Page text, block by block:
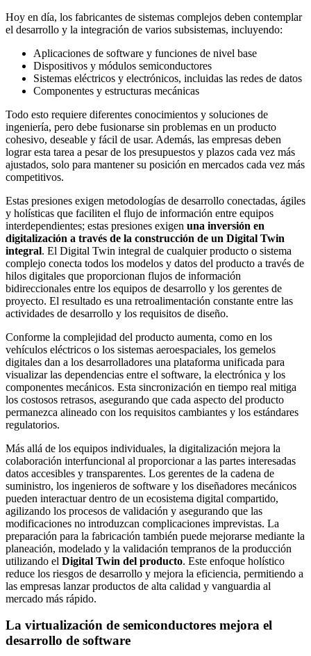
Hoy en día, los fabricantes de sistemas complejos deben contemplar
el desarrollo y la integración de varios subsistemas, incluyendo:
Aplicaciones de software y funciones de nivel base
Dispositivos y módulos semiconductores
Sistemas eléctricos y electrónicos, incluidas las redes de datos
Componentes y estructuras mecánicas
Todo esto requiere diferentes conocimientos y soluciones de
ingeniería, pero debe fusionarse sin problemas en un producto
cohesivo, deseable y fácil de usar. Además, las empresas deben
lograr esta tarea a pesar de los presupuestos y plazos cada vez más
ajustados, solo para mantener su posición en mercados cada vez más
competitivos.
Estas presiones exigen metodologías de desarrollo conectadas, ágiles
y holísticas que faciliten el flujo de información entre equipos
interdependientes; estas presiones exigen una inversión en
digitalización a través de la construcción de un Digital Twin
integral. El Digital Twin integral de cualquier producto o sistema
complejo conecta todos los modelos y datos del producto a través de
hilos digitales que proporcionan flujos de información
bidireccionales entre los equipos de desarrollo y los gerentes de
proyecto. El resultado es una retroalimentación constante entre las
actividades de desarrollo y los requisitos de diseño.
Conforme la complejidad del producto aumenta, como en los
vehículos eléctricos o los sistemas aeroespaciales, los gemelos
digitales dan a los desarrolladores una plataforma unificada para
visualizar las dependencias entre el software, la electrónica y los
componentes mecánicos. Esta sincronización en tiempo real mitiga
los costosos retrasos, asegurando que cada aspecto del producto
permanezca alineado con los requisitos cambiantes y los estándares
regulatorios.
Más allá de los equipos individuales, la digitalización mejora la
colaboración interfuncional al proporcionar a las partes interesadas
datos accesibles y transparentes. Los gerentes de la cadena de
suministro, los ingenieros de software y los diseñadores mecánicos
pueden interactuar dentro de un ecosistema digital compartido,
agilizando los procesos de validación y asegurando que las
modificaciones no introduzcan complicaciones imprevistas. La
preparación para la fabricación también puede mejorarse mediante la
planeación, modelado y la validación tempranos de la producción
utilizando el Digital Twin del producto. Este enfoque holístico
reduce los riesgos de desarrollo y mejora la eficiencia, permitiendo a
las empresas lanzar productos de alta calidad y vanguardia al
mercado más rápido.
La virtualización de semiconductores mejora el
desarrollo de software